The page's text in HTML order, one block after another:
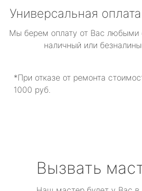
Универсальная
Мы берем оплату от Вас любыми
наличный или
*При отказе от ремонта
1000 руб.
Вызвать